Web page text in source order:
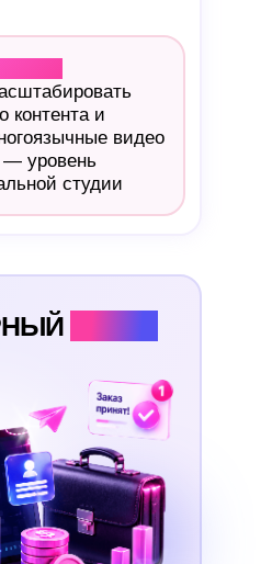
контента и
видео
— уровень
студии